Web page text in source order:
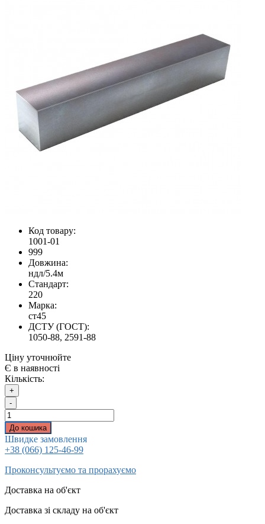
Код товару:
1001-01
999
Довжина:
ндл/5.4м
Стандарт:
220
Марка:
ст45
ДСТУ (ГОСТ):
1050-88, 2591-88
Ціну уточнюйте
Є в наявності
Кількість:
+
-
До кошика
Швидке замовлення
+38 (066) 125-46-99
Проконсультуємо та прорахуємо
Доставка на об'єкт
Доставка зі складу на об'єкт